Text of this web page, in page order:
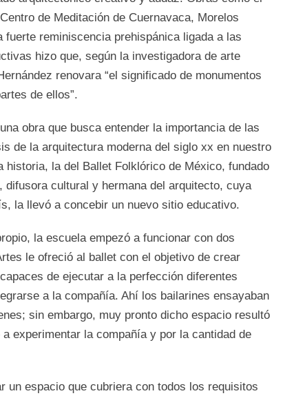
de Meditación de Cuernavaca, Morelos
reminiscencia prehispánica ligada a las
hizo que, según la investigadora de arte
renovara “el significado de monumentos
de ellos”.
obra que busca entender la importancia de las
de la arquitectura moderna del siglo xx en nuestro
la del Ballet Folklórico de México, fundado
difusora cultural y hermana del arquitecto, cuya
la llevó a concebir un nuevo sitio educativo.
la escuela empezó a funcionar con dos
le ofreció al ballet con el objetivo de crear
de ejecutar a la perfección diferentes
a la compañía. Ahí los bailarines ensayaban
sin embargo, muy pronto dicho espacio resultó
experimentar la compañía y por la cantidad de
un espacio que cubriera con todos los requisitos